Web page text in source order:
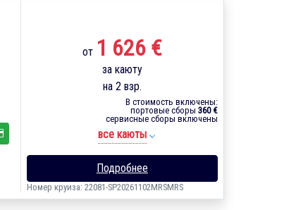
от 1 626 €
за каюту
на 2 взр.
В стоимость включены:
портовые сборы 360 €
сервисные сборы включены
все каюты
Подробнее
Номер круиза: 22081-SP20261102MRSMRS